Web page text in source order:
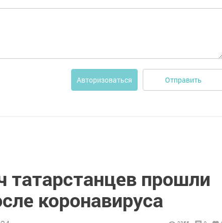
Авторизоваться Отправить
татарстанцев прошли
коронавируса